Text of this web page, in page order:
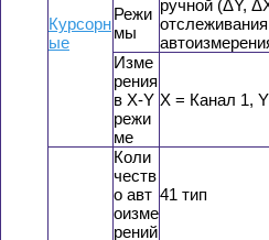
Курсорн
ые
Режи
мы
ручной (ΔY,
отслеживания
Изме
рения
в X-Y
режи
ме
X = Канал 1,
Коли
честв
о авт
оизме
рений
41 тип